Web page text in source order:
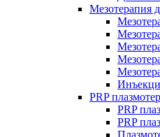
Мезотерапия
PRP
PRP
PRP